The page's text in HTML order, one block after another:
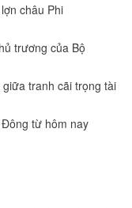
châu Phi
trương của Bộ
tranh cãi trọng tài
từ hôm nay